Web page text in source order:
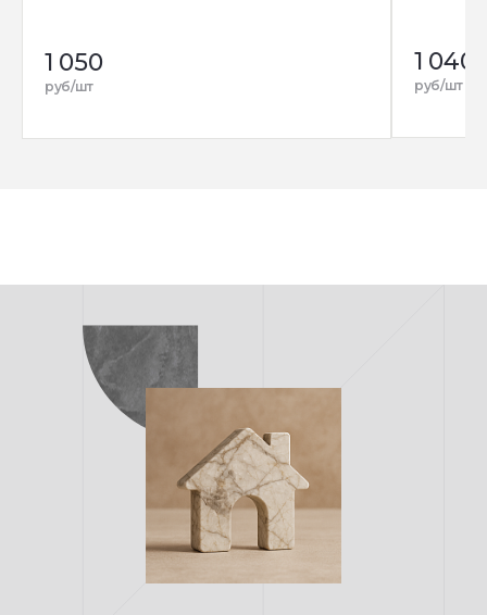
1 050
руб/шт
1 040
руб/шт